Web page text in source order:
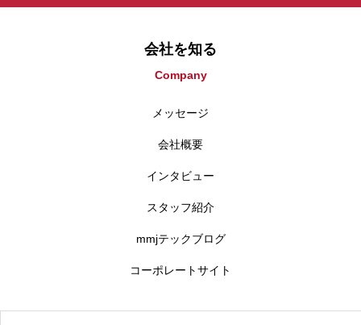
会社を知る
Company
メッセージ
会社概要
インタビュー
スタッフ紹介
mmjテックブログ
コーポレートサイト